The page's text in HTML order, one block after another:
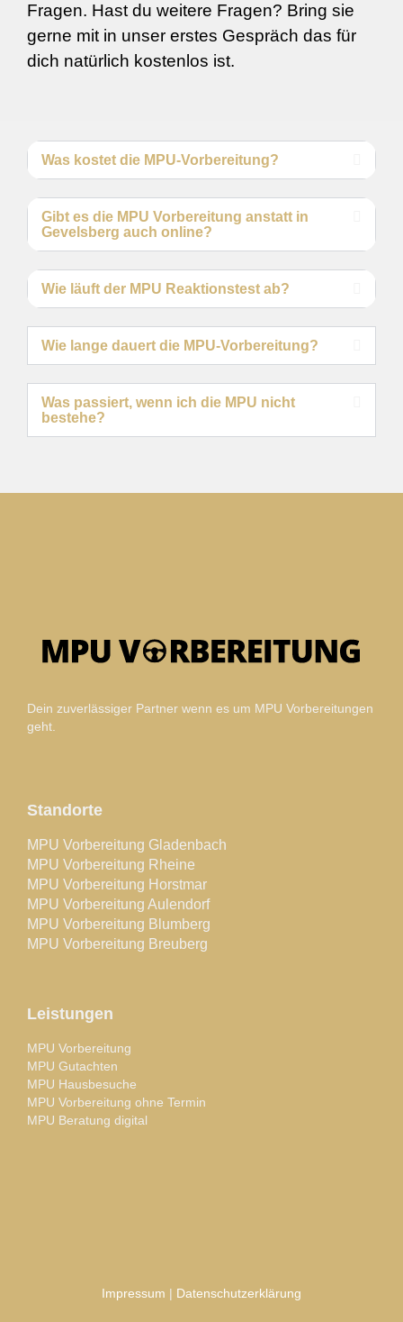
Fragen. Hast du weitere Fragen? Bring sie
gerne mit in unser erstes Gespräch das für
dich natürlich kostenlos ist.
Was kostet die MPU-Vorbereitung?
Gibt es die MPU Vorbereitung anstatt in
Gevelsberg auch online?
Wie läuft der MPU Reaktionstest ab?
Wie lange dauert die MPU-Vorbereitung?
Was passiert, wenn ich die MPU nicht
bestehe?
Dein zuverlässiger Partner wenn es um MPU Vorbereitungen
geht.
Standorte
MPU Vorbereitung Gladenbach
MPU Vorbereitung Rheine
MPU Vorbereitung Horstmar
MPU Vorbereitung Aulendorf
MPU Vorbereitung Blumberg
MPU Vorbereitung Breuberg
Leistungen
MPU Vorbereitung
MPU Gutachten
MPU Hausbesuche
MPU Vorbereitung ohne Termin
MPU Beratung digital
Impressum Datenschutzerklärung